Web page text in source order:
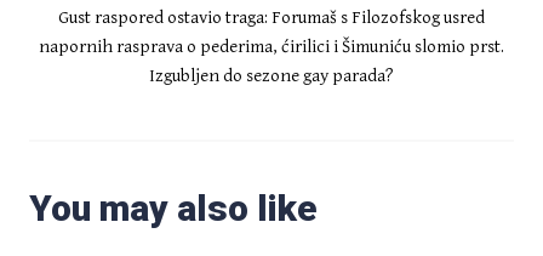
Gust raspored ostavio traga: Forumaš s Filozofskog usred
napornih rasprava o pederima, ćirilici i Šimuniću slomio prst.
Izgubljen do sezone gay parada?
You may also like